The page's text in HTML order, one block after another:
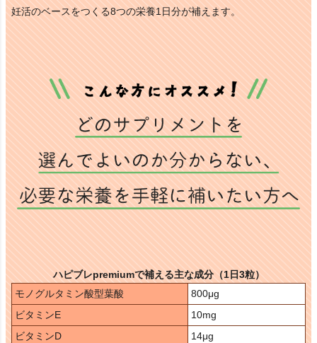
妊活のベースをつくる8つの栄養1日分が補えます。
ハピブレpremiumで補える主な成分（1日3粒）
モノグルタミン酸型葉酸
800μg
ビタミンE
10mg
ビタミンD
14μg